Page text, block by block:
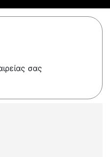
σας